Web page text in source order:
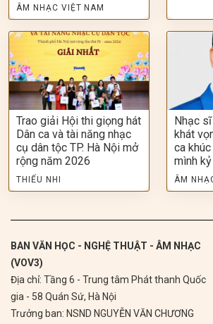
ÂM NHẠC VIỆT NAM
Trao giải Hội thi giọng hát
Dân ca và tài năng nhạc
cụ dân tộc TP. Hà Nội mở
rộng năm 2026
THIẾU NHI
Nhạc
khát
ca
mình
ÂM
BAN VĂN HỌC - NGHỆ THUẬT - ÂM NHẠC
(VOV3)
Địa chỉ: Tầng 6 - Trung tâm Phát thanh Quốc
gia - 58 Quán Sứ, Hà Nội
Trưởng ban: NSND NGUYỄN VĂN CHƯƠNG